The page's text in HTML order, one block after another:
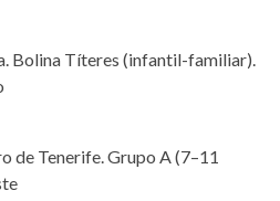
Bolina Títeres (infantil-familiar).
de Tenerife. Grupo A (7–11